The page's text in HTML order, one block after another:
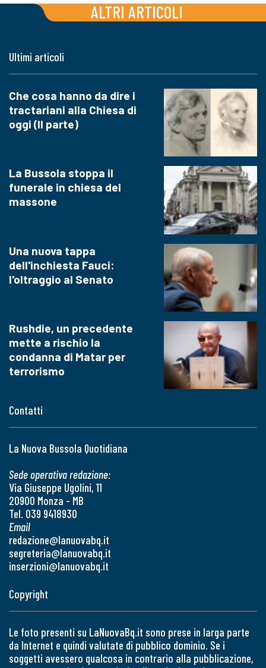
ALTRI ARTICOLI
Contatti
La Nuova Bussola Quotidiana
Sede operativa redazione:
Via Giuseppe Ugolini, 11
20900 Monza - MB
Tel. 039 9418930
Email
redazione@lanuovabq.it
segreteria@lanuovabq.it
inserzioni@lanuovabq.it
Ultimi articoli
Che cosa hanno da dire i
tractariani alla Chiesa di
oggi (II parte)
La Bussola stoppa il
funerale in chiesa del
massone
Una nuova tappa
dell'inchiesta Fauci:
l'oltraggio al Senato
Rushdie, un precedente
mette a rischio la
condanna di Matar per
terrorismo
Copyright
Le foto presenti su LaNuovaBq.it sono prese in larga parte
da Internet e quindi valutate di pubblico dominio. Se i
soggetti avessero qualcosa in contrario alla pubblicazione,